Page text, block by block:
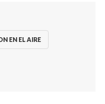
EN EL AIRE